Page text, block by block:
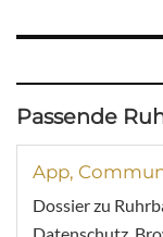
Passende
App,
Dossier zu